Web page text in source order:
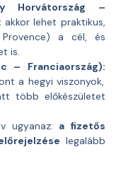
Horvátország –
akkor lehet praktikus,
Provence) a cél, és
is.
– Franciaország):
a hegyi viszonyok,
több előkészületet
ugyanaz: a fizetős
legalább